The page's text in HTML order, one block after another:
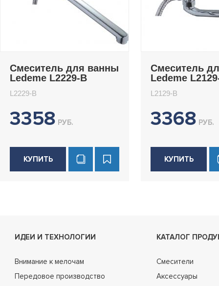
Смеситель для ванны
Ledeme L2229-B
L2229-B
3358 РУБ.
КУПИТЬ
Смеситель
Ledeme
L2129-B
3368 РУБ.
КУПИТЬ
ИДЕИ И ТЕХНОЛОГИИ
Внимание к мелочам
Передовое производство
КАТАЛОГ
Смесители
Аксессуары